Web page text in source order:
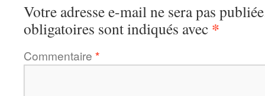
Votre adresse e-mail ne sera pas
obligatoires sont indiqués avec *
Commentaire *